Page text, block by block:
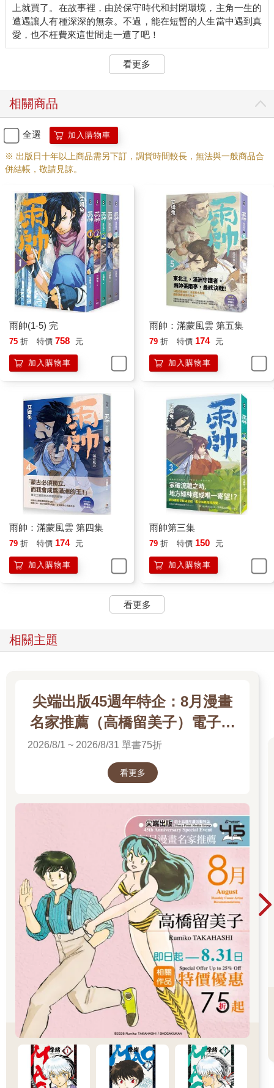
上就買了。在故事裡，由於保守時代和封閉環境，主角一生的
遭遇讓人有種深深的無奈。不過，能在短暫的人生當中遇到真
看更多
相關商品
全選 加入購物車
※ 出版日十年以上商品需另下訂，調貨時間較長，無法與一般商品合
併結帳，敬請見諒。
雨帥(1-5) 完
75 折 特價 758 元
加入購物車
雨帥：滿蒙風雲 第五集
79 折 特價 174 元
加入購物車
雨帥：滿蒙風雲 第四集
79 折 特價 174 元
加入購物車
雨帥第三集
79 折 特價 150 元
加入購物車
看更多
相關主題
尖端出版45週年特企：8月漫畫
名家推薦（高橋留美子）電子書
展
2026/8/1 ~ 2026/8/31 單書75折
看更多